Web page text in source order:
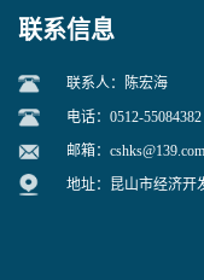
联系信息
联系人：陈宏海
电话：0512-55084382
邮箱： cshks@139.com
地址：昆山市经济开